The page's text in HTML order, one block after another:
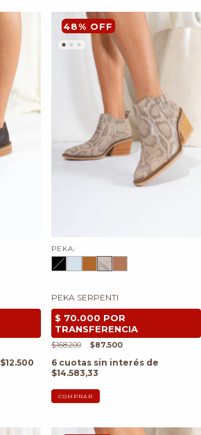
$12.500
48% OFF
PEKA:
PEKA SERPENTI
$168.200 $87.500
6 cuotas sin interés de
$14.583,33
COMPRAR